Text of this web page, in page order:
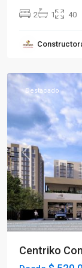
2 1 40
Norte,
Previous
Destacado
Centriko